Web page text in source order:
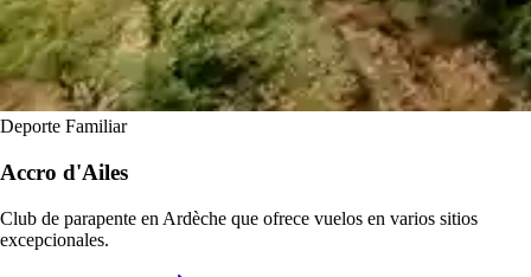
Deporte Familiar
Accro d'Ailes
Club de parapente en Ardèche que ofrece vuelos en varios sitios
excepcionales.